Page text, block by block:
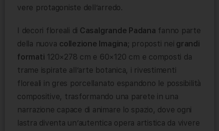
vere protagoniste dell’arredo.
I decori floreali di Casalgrande Padana fanno parte
della nuova collezione Imagina; proposti nei grandi
formati 120×278 cm e 60×120 cm e composti da
trame ispirate all’arte botanica, i rivestimenti
floreali in gres porcellanato espandono le possibilità
compositive, trasformando una parete in una
narrazione capace di animare lo spazio, dove ogni
lastra diventa un’autentica opera artistica da vivere